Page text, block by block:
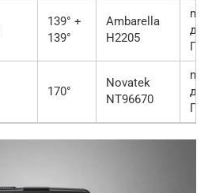
139° +
139°
Ambarella
H2205
до
ГБ
170°
Novatek
NT96670
до
ГБ